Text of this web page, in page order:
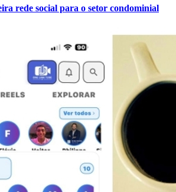
rede social para o setor condominial